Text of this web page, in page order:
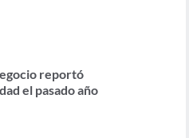
reportó
el pasado año